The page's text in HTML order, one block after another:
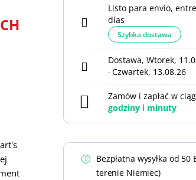
Listo para envío,
días
Szybka dostawa
Dostawa, Wtorek,
- Czwartek, 13.08.26
Zamów i zapłać w
godziny i minuty
Bezpłatna wysyłka od 50
terenie Niemiec)